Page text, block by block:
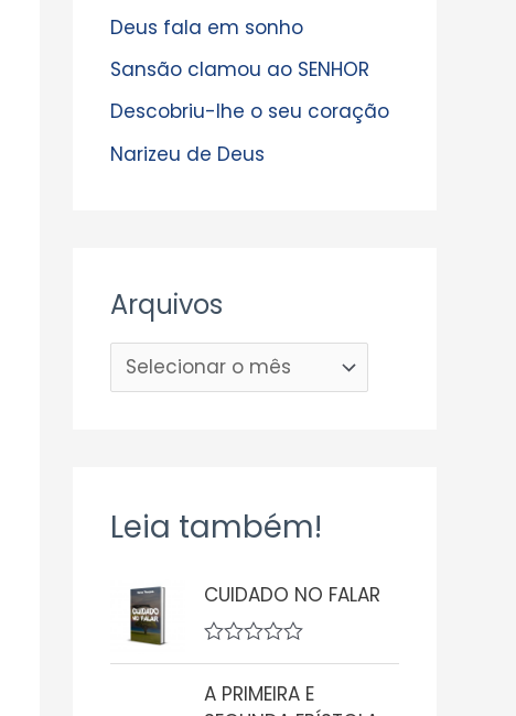
Deus fala em sonho
Sansão clamou ao SENHOR
Descobriu-lhe o seu coração
Narizeu de Deus
Arquivos
Leia também!
CUIDADO NO FALAR
A
a
A PRIMEIRA E